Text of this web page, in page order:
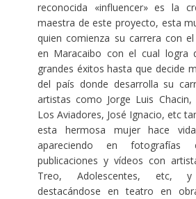
reconocida «influencer» es la
maestra de este proyecto, esta
quien comienza su carrera con
en Maracaibo con el cual logra
grandes éxitos hasta que decide
del país donde desarrolla su
artistas como Jorge Luis
Los Aviadores, José Ignacio, etc
esta hermosa mujer hace
apareciendo en fotografías
publicaciones y vídeos con
Treo, Adolescentes, etc,
destacándose en teatro en